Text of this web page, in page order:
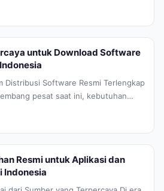
untuk Download Software
Distribusi Software Resmi Terlengkap
pesat saat ini, kebutuhan
Resmi untuk Aplikasi dan
Indonesia